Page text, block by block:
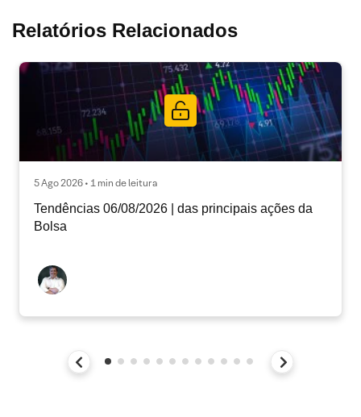
Relatórios Relacionados
5 Ago 2026 • 1 min de leitura
Tendências 06/08/2026 | das principais ações da
Bolsa